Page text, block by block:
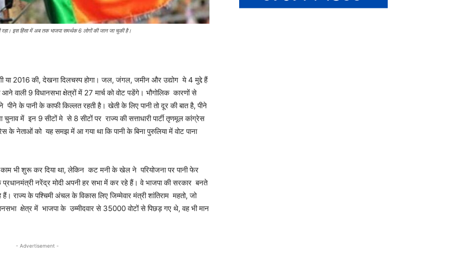
रहा। इस हिंसा में अब तक भाजपा समर्थक 6 लोगों की जान जा चुकी है।
या 2016 की, देखना दिलचस्प होगा। जल, जंगल, जमीन और उद्योग ये 4 मुद्दे हैं
वाली 9 विधानसभा क्षेत्रों में 27 मार्च को वोट पडेंगे। भौगोलिक कारणों से
के पानी के काफी किल्लत रहती है। खेती के लिए पानी तो दूर की बात है, पीने
में इन 9 सीटों मे से 8 सीटों पर राज्य की सत्ताधारी पार्टी तृणमूल कांग्रेस
के नेताओं को यह समझ में आ गया था कि पानी के बिना पुरुलिया में वोट पाना
काम भी शुरू कर दिया था, लेकिन कट मनी के खेल ने परियोजना पर पानी फेर
नरेंद्र मोदी अपनी हर सभा में कर रहे हैं। वे भाजपा की सरकार बनते
राज्य के पश्चिमी अंचल के विकास लिए जिम्मेवार मंत्री शांतिराम महतो, जो
क्षेत्र में भाजपा के उम्मीदवार से 35000 वोटों से पिछड़ गए थे, वह भी मान
- Advertisement -